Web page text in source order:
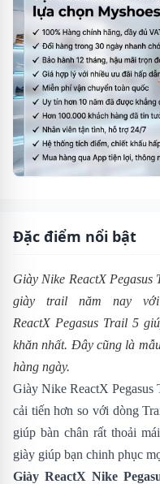
Đặc điểm nổi bật
Giày Nike ReactX
giày trail năm nay
ReactX Pegasus Trail 5
khăn nhất. Đây cũng là
hàng ngày.
Giày Nike ReactX Pegasus
cải tiến hơn so với dòng
giúp bàn chân rất thoải
giày giúp bạn chinh phục
Giày ReactX Nike